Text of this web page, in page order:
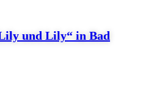
und Lily“ in Bad